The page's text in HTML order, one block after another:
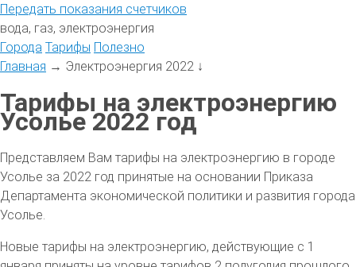
Передать показания счетчиков
вода, газ, электроэнергия
Города Тарифы Полезно
Главная → Электроэнергия 2022 ↓
Тарифы на электроэнергию
Усолье 2022 год
Представляем Вам тарифы на электроэнергию в городе
Усолье за 2022 год принятые на основании Приказа
Департамента экономической политики и развития города
Усолье.
Новые тарифы на электроэнергию, действующие с 1